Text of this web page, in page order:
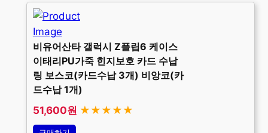
비유어산타 갤럭시 Z플립6 케이스
이태리PU가죽 힌지보호 카드 수납
링 보스코(카드수납 3개) 비앙코(카
드수납 1개)
51,600원 ★★★★★